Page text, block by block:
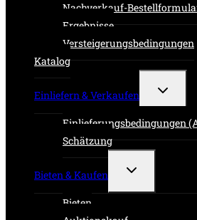
Nachverkauf-
Ergebnisse
Versteigerungsbedingungen
Katalog
Einliefern & Verkaufen
Untermenü
Einlieferungsbedingungen
Schätzung
Bieten & Kaufen
Untermenü
Bieten